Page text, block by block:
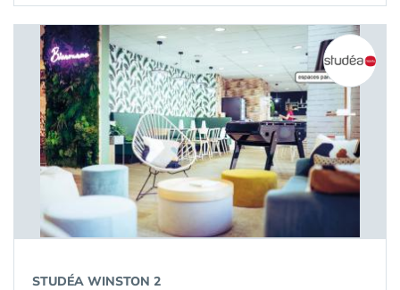
STUDÉA WINSTON 2